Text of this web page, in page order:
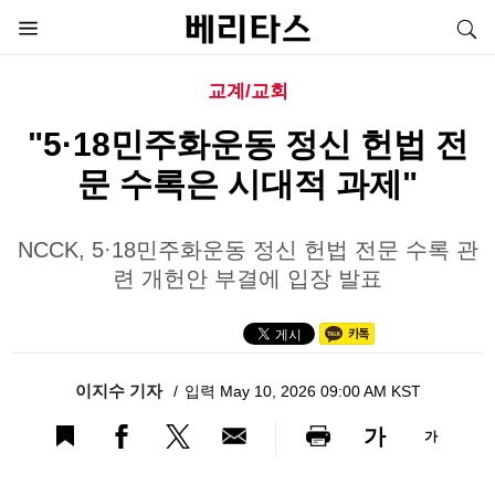
교계/교회
"5·18민주화운동 정신 헌법 전
문 수록은 시대적 과제"
NCCK, 5·18민주화운동 정신 헌법 전문 수록 관
련 개헌안 부결에 입장 발표
이지수 기자 입력 May 10, 2026 09:00 AM KST
가 가